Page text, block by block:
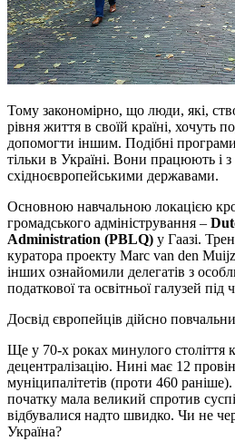
Тому закономірно, що люди, які,
рівня життя в своїй країні, хочуть
допомогти іншим. Подібні
тільки в Україні. Вони працюють і
східноєвропейськими державами.
Основною навчальною локацією
громадського адміністрування –
Administration (PBLQ) у Гаазі.
куратора проекту Marc van den
інших ознайомили делегатів з
податкової та освітньої галузей під
Досвід європейців дійсно
Ще у 70-х роках минулого століття
децентралізацію. Нині має 12
муніципалітетів (проти 460
початку мала великий спротив
відбувалися надто швидко. Чи не
Україна?